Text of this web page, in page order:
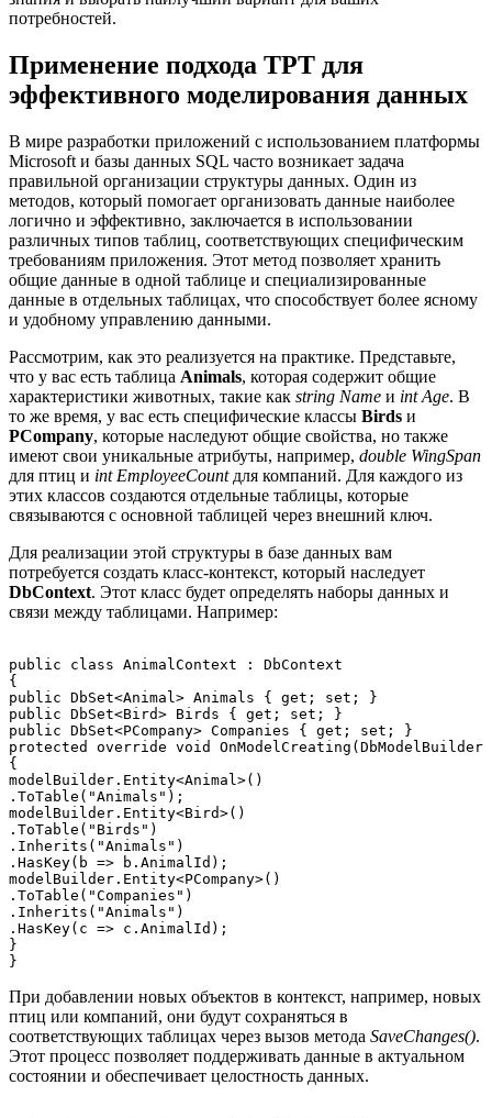
потребностей.
Применение подхода TPT для
эффективного моделирования данных
В мире разработки приложений с использованием платформы
Microsoft и базы данных SQL часто возникает задача
правильной организации структуры данных. Один из
методов, который помогает организовать данные наиболее
логично и эффективно, заключается в использовании
различных типов таблиц, соответствующих специфическим
требованиям приложения. Этот метод позволяет хранить
общие данные в одной таблице и специализированные
данные в отдельных таблицах, что способствует более ясному
и удобному управлению данными.
Рассмотрим, как это реализуется на практике. Представьте,
что у вас есть таблица Animals, которая содержит общие
характеристики животных, такие как string Name и int Age. В
то же время, у вас есть специфические классы Birds и
PCompany, которые наследуют общие свойства, но также
имеют свои уникальные атрибуты, например, double WingSpan
для птиц и int EmployeeCountдля компаний. Для каждого из
этих классов создаются отдельные таблицы, которые
связываются с основной таблицей через внешний ключ.
Для реализации этой структуры в базе данных вам
потребуется создать класс-контекст, который наследует
DbContext. Этот класс будет определять наборы данных и
связи между таблицами. Например:
public class AnimalContext : DbContext
{
public DbSet<Animal> Animals { get; set; }
public DbSet<Bird> Birds { get; set; }
public DbSet<PCompany> Companies { get; set; }
protected override void OnModelCreating(DbModelBuilder
{
modelBuilder.Entity<Animal>()
.ToTable("Animals");
modelBuilder.Entity<Bird>()
.ToTable("Birds")
.Inherits("Animals")
.HasKey(b => b.AnimalId);
modelBuilder.Entity<PCompany>()
.ToTable("Companies")
.Inherits("Animals")
.HasKey(c => c.AnimalId);
}
При добавлении новых объектов в контекст, например, новых
птиц или компаний, они будут сохраняться в
соответствующих таблицах через вызов метода SaveChanges().
Этот процесс позволяет поддерживать данные в актуальном
состоянии и обеспечивает целостность данных.